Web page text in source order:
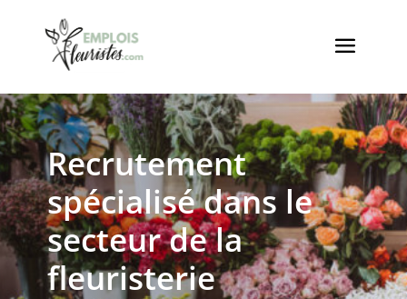
Recrutement
spécialisé dans le
secteur de la
fleuristerie